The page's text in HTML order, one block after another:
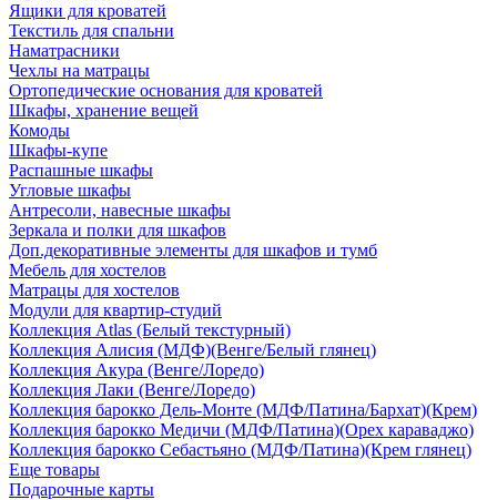
Ящики для кроватей
Текстиль для спальни
Наматрасники
Чехлы на матрацы
Ортопедические основания для кроватей
Шкафы, хранение вещей
Комоды
Шкафы-купе
Распашные шкафы
Угловые шкафы
Антресоли, навесные шкафы
Зеркала и полки для шкафов
Доп.декоративные элементы для шкафов и тумб
Мебель для хостелов
Матрацы для хостелов
Модули для квартир-студий
Коллекция Atlas (Белый текстурный)
Коллекция Алисия (МДФ)(Венге/Белый глянец)
Коллекция Акура (Венге/Лоредо)
Коллекция Лаки (Венге/Лоредо)
Коллекция барокко Дель-Монте (МДФ/Патина/Бархат)(Крем)
Коллекция барокко Медичи (МДФ/Патина)(Орех караваджо)
Коллекция барокко Себастьяно (МДФ/Патина)(Крем глянец)
Еще товары
Подарочные карты